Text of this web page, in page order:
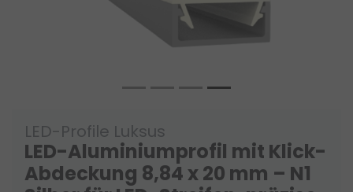
LED-Profile Luksus
LED-Aluminiumprofil mit Klick-
Abdeckung 8,84 x 20 mm – N1